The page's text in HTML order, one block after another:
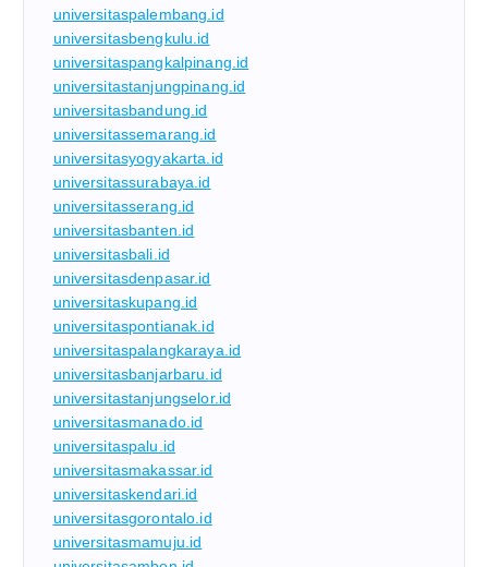
universitaspalembang.id
universitasbengkulu.id
universitaspangkalpinang.id
universitastanjungpinang.id
universitasbandung.id
universitassemarang.id
universitasyogyakarta.id
universitassurabaya.id
universitasserang.id
universitasbanten.id
universitasbali.id
universitasdenpasar.id
universitaskupang.id
universitaspontianak.id
universitaspalangkaraya.id
universitasbanjarbaru.id
universitastanjungselor.id
universitasmanado.id
universitaspalu.id
universitasmakassar.id
universitaskendari.id
universitasgorontalo.id
universitasmamuju.id